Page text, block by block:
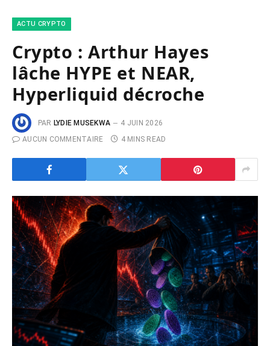
ACTU CRYPTO
Crypto : Arthur Hayes
lâche HYPE et NEAR,
Hyperliquid décroche
PAR LYDIE MUSEKWA
4 JUIN 2026
AUCUN COMMENTAIRE
4 MINS READ